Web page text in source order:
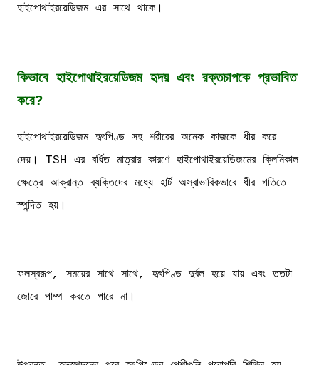
হাইপোথাইরয়েডিজম এর সাথে থাকে।
কিভাবে হাইপোথাইরয়েডিজম হৃদয় এবং রক্তচাপকে প্রভাবিত
করে?
হাইপোথাইরয়েডিজম হৃৎপিণ্ড সহ শরীরের অনেক কাজকে ধীর করে
দেয়। TSH এর বর্ধিত মাত্রার কারণে হাইপোথাইরয়েডিজমের ক্লিনিকাল
ক্ষেত্রে আক্রান্ত ব্যক্তিদের মধ্যে হার্ট অস্বাভাবিকভাবে ধীর গতিতে
স্পন্দিত হয়।
ফলস্বরূপ, সময়ের সাথে সাথে, হৃৎপিণ্ড দুর্বল হয়ে যায় এবং ততটা
জোরে পাম্প করতে পারে না।